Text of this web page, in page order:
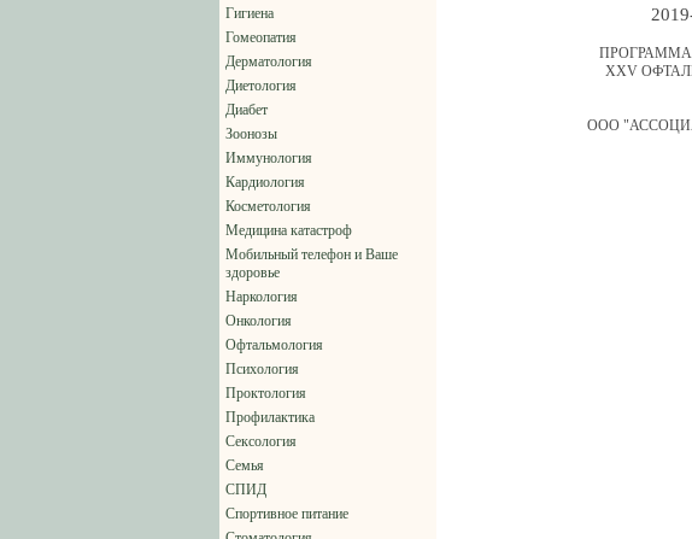
Гигиена
Гомеопатия
Дерматология
Диетология
Диабет
Зоонозы
Иммунология
Кардиология
Косметология
Медицина катастроф
Мобильный телефон и Ваше
здоровье
Наркология
Онкология
Офтальмология
Психология
Проктология
Профилактика
Сексология
Семья
СПИД
Спортивное питание
XXV
ООО